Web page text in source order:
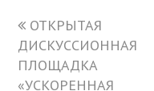
previous
post:
ОТКРЫТАЯ
ДИСКУССИОННАЯ
ПЛОЩАДКА
«УСКОРЕННАЯ